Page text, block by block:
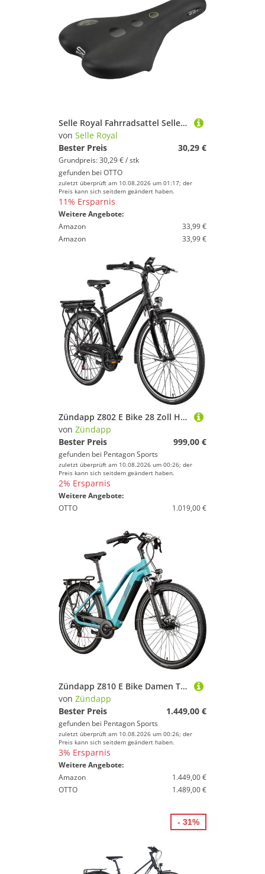
Selle Royal Fahrradsattel Selle Royal Sattel Trekking Herren
von Selle Royal
Bester Preis
30,29 €
Grundpreis: 30,29 € / stk
gefunden bei OTTO
zuletzt überprüft am 10.08.2026 um 01:17; der
Preis kann sich seitdem geändert haben.
11% Ersparnis
Weitere Angebote:
Amazon
33,99 €
Amazon
33,99 €
Zündapp Z802 E Bike 28 Zoll Herren Trekkingrad 21 Gang Elektrofahrrad StVZO 165 - 185 cm Pedelec Elektro Trekking Fahrrad
von Zündapp
Bester Preis
999,00 €
gefunden bei Pentagon Sports
zuletzt überprüft am 10.08.2026 um 00:26; der
Preis kann sich seitdem geändert haben.
2% Ersparnis
Weitere Angebote:
OTTO
1.019,00 €
Zündapp Z810 E Bike Damen Trekkingrad ab 165 cm Elektrofahrrad 550 Wh Pedelec Trekking Rad Fahrrad mit 8 Gang und Beleuchtung StVZO
von Zündapp
Bester Preis
1.449,00 €
gefunden bei Pentagon Sports
zuletzt überprüft am 10.08.2026 um 00:26; der
Preis kann sich seitdem geändert haben.
3% Ersparnis
Weitere Angebote:
Amazon
1.449,00 €
OTTO
1.489,00 €
- 31%